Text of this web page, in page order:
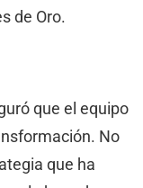
de Oro.
que el equipo
No
que ha